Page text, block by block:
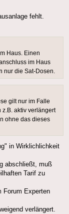
fehlt.
Haus. Einen
im Haus
nur die Sat-Dosen.
gilt nur im Falle
aktiv verlängert
ohne das dieses
in Wirklichlichkeit
abschließt, muß
Tarif zu
Forum Experten
verlängert.